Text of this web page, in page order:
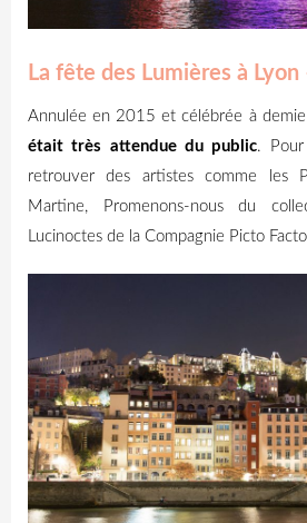
La fête des Lumières à
Annulée en 2015 et célébrée à
était très attendue du public.
retrouver des artistes comme les
Martine, Promenons-nous du
Lucinoctes de la Compagnie Picto